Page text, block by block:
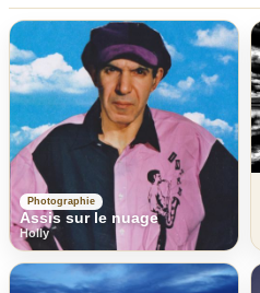
Photographie
Assis sur le nuage
Holly